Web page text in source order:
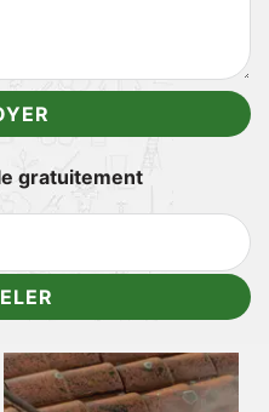
gratuitement